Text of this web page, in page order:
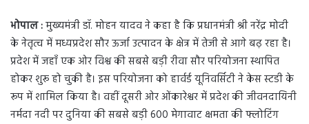
भोपाल :मुख्यमंत्री डॉ. मोहन यादव ने कहा है कि प्रधानमंत्री श्री नरेंद्र मोदी
के नेतृत्व में मध्यप्रदेश सौर ऊर्जा उत्पादन के क्षेत्र में तेजी से आगे बढ़ रहा है।
प्रदेश में जहाँ एक ओर विश्व की सबसे बड़ी रीवा सौर परियोजना स्थापित
होकर शुरू हो चुकी है। इस परियोजना को हार्वर्ड यूनिवर्सिटी ने केस स्टडी के
रूप में शामिल किया है। वहीं दूसरी ओर ओंकारेश्वर में प्रदेश की जीवनदायिनी
नर्मदा नदी पर दुनिया की सबसे बड़ी 600 मेगावाट क्षमता की फ्लोटिंग